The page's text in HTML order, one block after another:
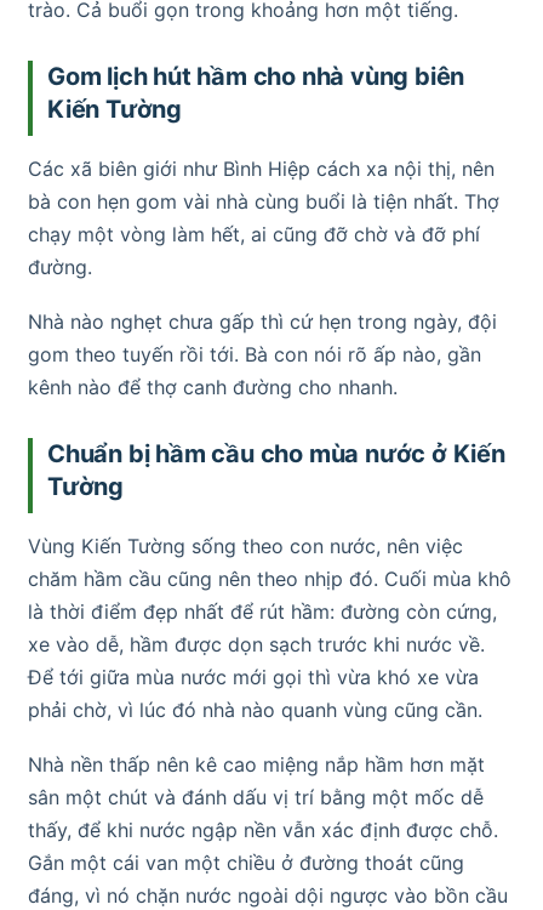
trào. Cả buổi gọn trong khoảng hơn một tiếng.
Gom lịch hút hầm cho nhà vùng biên
Kiến Tường
Các xã biên giới như Bình Hiệp cách xa nội thị, nên
bà con hẹn gom vài nhà cùng buổi là tiện nhất. Thợ
chạy một vòng làm hết, ai cũng đỡ chờ và đỡ phí
đường.
Nhà nào nghẹt chưa gấp thì cứ hẹn trong ngày, đội
gom theo tuyến rồi tới. Bà con nói rõ ấp nào, gần
kênh nào để thợ canh đường cho nhanh.
Chuẩn bị hầm cầu cho mùa nước ở Kiến
Tường
Vùng Kiến Tường sống theo con nước, nên việc
chăm hầm cầu cũng nên theo nhịp đó. Cuối mùa khô
là thời điểm đẹp nhất để rút hầm: đường còn cứng,
xe vào dễ, hầm được dọn sạch trước khi nước về.
Để tới giữa mùa nước mới gọi thì vừa khó xe vừa
phải chờ, vì lúc đó nhà nào quanh vùng cũng cần.
Nhà nền thấp nên kê cao miệng nắp hầm hơn mặt
sân một chút và đánh dấu vị trí bằng một mốc dễ
thấy, để khi nước ngập nền vẫn xác định được chỗ.
Gắn một cái van một chiều ở đường thoát cũng
đáng, vì nó chặn nước ngoài dội ngược vào bồn cầu